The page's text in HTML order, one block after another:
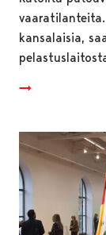
kansalaisia,